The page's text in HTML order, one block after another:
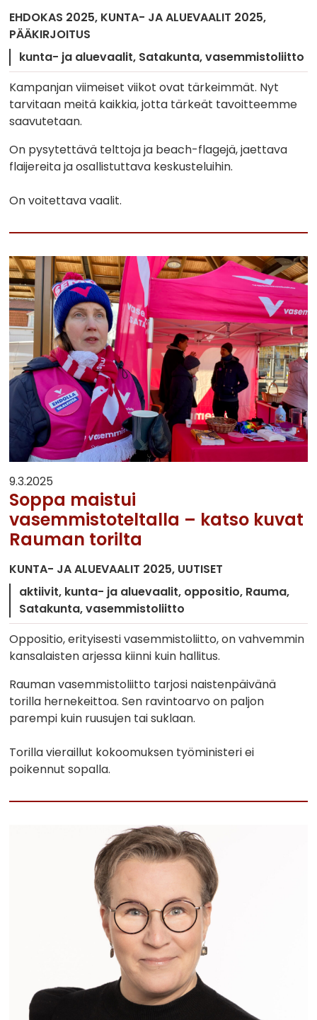
EHDOKAS 2025 KUNTA- JA ALUEVAALIT 2025
PÄÄKIRJOITUS
kunta- ja aluevaalit Satakunta vasemmistoliitto
Kampanjan viimeiset viikot ovat tärkeimmät. Nyt
tarvitaan meitä kaikkia, jotta tärkeät tavoitteemme
saavutetaan.
On pysytettävä telttoja ja beach-flagejä, jaettava
flaijereita ja osallistuttava keskusteluihin.
On voitettava vaalit.
9.3.2025
Soppa maistui
vasemmistoteltalla – katso kuvat
Rauman torilta
KUNTA- JA ALUEVAALIT 2025 UUTISET
aktiivit kunta- ja aluevaalit oppositio Rauma
Satakunta vasemmistoliitto
Oppositio, erityisesti vasemmistoliitto, on vahvemmin
kansalaisten arjessa kiinni kuin hallitus.
Rauman vasemmistoliitto tarjosi naistenpäivänä
torilla hernekeittoa. Sen ravintoarvo on paljon
parempi kuin ruusujen tai suklaan.
Torilla vieraillut kokoomuksen työministeri ei
poikennut sopalla.